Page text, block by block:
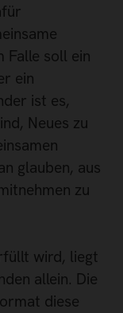
Falle soll ein
ein
ist es,
Neues zu
glauben, aus
zu
wird, liegt
allein. Die
diese